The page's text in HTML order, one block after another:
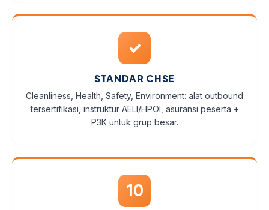
✓
STANDAR CHSE
Cleanliness, Health, Safety, Environment: alat outbound
tersertifikasi, instruktur AELI/HPOI, asuransi peserta +
P3K untuk grup besar.
10